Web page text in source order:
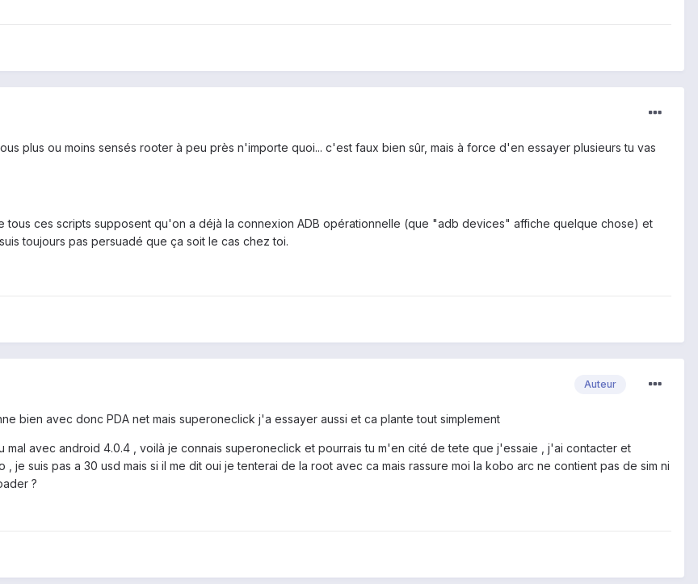
plus ou moins sensés rooter à peu près n'importe quoi... c'est faux bien sûr, mais à force d'en essayer plusieurs tu vas
tous ces scripts supposent qu'on a déjà la connexion ADB opérationnelle (que "adb devices" affiche quelque chose) et
toujours pas persuadé que ça soit le cas chez toi.
Auteur
bien avec donc PDA net mais superoneclick j'a essayer aussi et ca plante tout simplement
mal avec android 4.0.4 , voilà je connais superoneclick et pourrais tu m'en cité de tete que j'essaie , j'ai contacter et
je suis pas a 30 usd mais si il me dit oui je tenterai de la root avec ca mais rassure moi la kobo arc ne contient pas de sim ni
?